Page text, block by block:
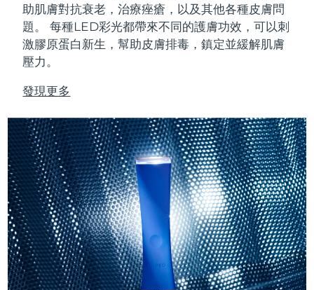
助肌膚對抗衰老，治療痤瘡，以及其他各種皮膚問
題。
每種LED彩光都帶來不同的護膚功效，可以刺
激膠原蛋白新生，幫助皮膚排毒，鎮定並緩解肌膚
壓力。
發現更多
紐西蘭 預計送達日期8/10/26
挪威 預計送達日期8/10/26
波蘭 預計送達日期8/11/26
葡萄牙 預計送達日期8/10/26
波多黎各 預計送達日期8/12/26
卡達 預計送達日期8/11/26
留尼旺 預計送達日期8/15/26